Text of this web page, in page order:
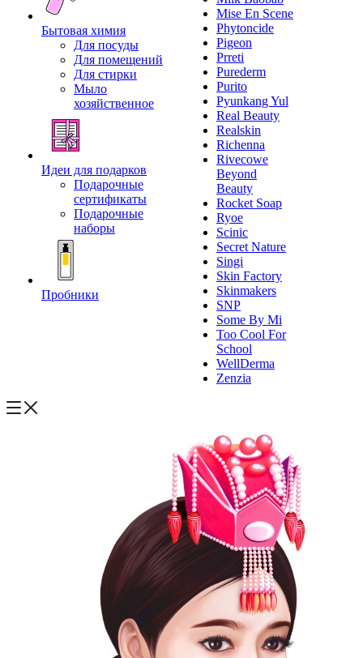
Бытовая химия
Для посуды
Для помещений
Для стирки
Мыло
хозяйственное
Идеи для подарков
Подарочные
сертификаты
Подарочные
наборы
Пробники
Mise En Scene
Phytoncide
Pigeon
Prreti
Purederm
Purito
Pyunkang Yul
Real Beauty
Realskin
Richenna
Rivecowe
Beyond
Beauty
Rocket Soap
Ryoe
Scinic
Secret Nature
Singi
Skin Factory
Skinmakers
SNP
Some By Mi
Too Cool For
School
WellDerma
Zenzia